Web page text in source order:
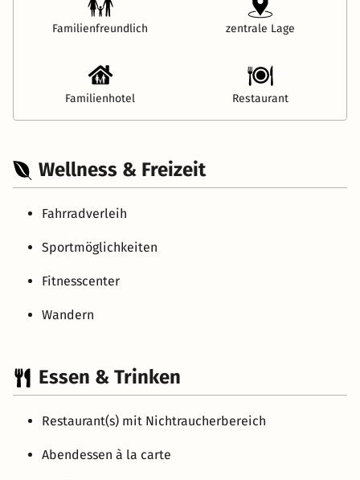
Familienfreundlich zentrale Lage
Familienhotel Restaurant
Wellness & Freizeit
Fahrradverleih
Sportmöglichkeiten
Fitnesscenter
Wandern
Essen & Trinken
Restaurant(s) mit Nichtraucherbereich
Abendessen à la carte